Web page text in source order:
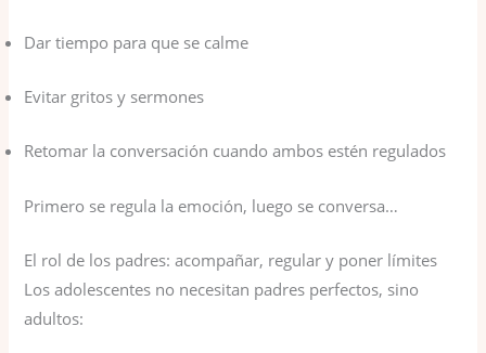
Dar tiempo para que se calme
Evitar gritos y sermones
Retomar la conversación cuando ambos estén regulados
Primero se regula la emoción, luego se conversa…
El rol de los padres: acompañar, regular y poner límites
Los adolescentes no necesitan padres perfectos, sino
adultos: